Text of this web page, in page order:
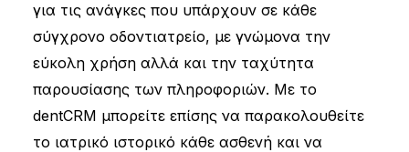
για τις ανάγκες που υπάρχουν σε κάθε
σύγχρονο οδοντιατρείο, με γνώμονα την
εύκολη χρήση αλλά και την ταχύτητα
παρουσίασης των πληροφοριών. Με το
dentCRM μπορείτε επίσης να παρακολουθείτε
το ιατρικό ιστορικό κάθε ασθενή και να